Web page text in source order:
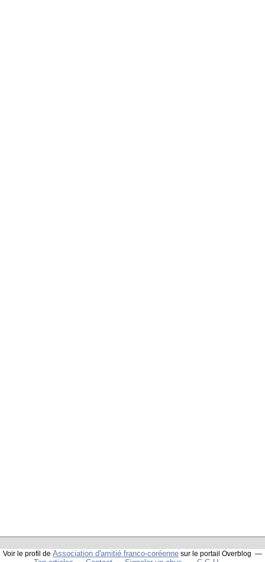
Voir le profil de Association d'amitié franco-coréenne sur le portail Overblog